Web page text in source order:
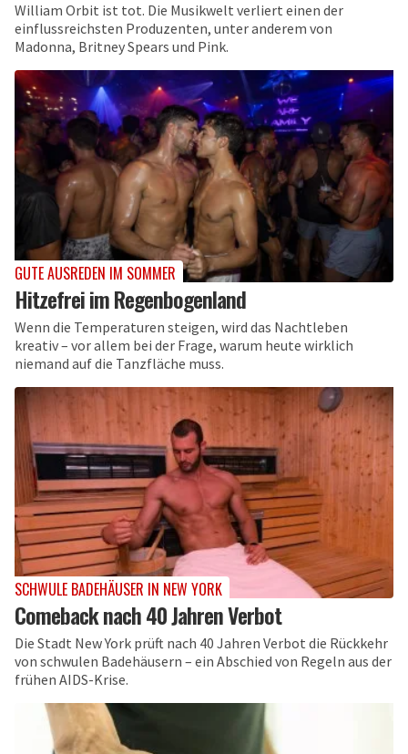
William Orbit ist tot. Die Musikwelt verliert einen der
einflussreichsten Produzenten, unter anderem von
Madonna, Britney Spears und Pink.
GUTE AUSREDEN IM SOMMER
Hitzefrei im Regenbogenland
Wenn die Temperaturen steigen, wird das Nachtleben
kreativ – vor allem bei der Frage, warum heute wirklich
niemand auf die Tanzfläche muss.
SCHWULE BADEHÄUSER IN NEW YORK
Comeback nach 40 Jahren Verbot
Die Stadt New York prüft nach 40 Jahren Verbot die Rückkehr
von schwulen Badehäusern – ein Abschied von Regeln aus der
frühen AIDS-Krise.